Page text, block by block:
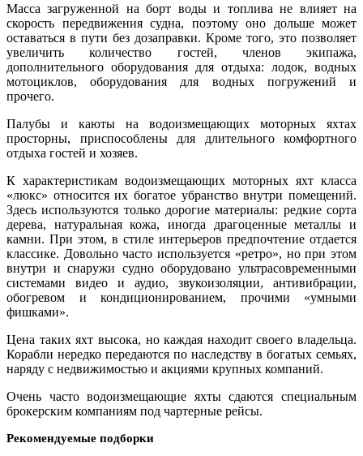
Масса загруженной на борт воды и топлива не влияет на
скорость передвижения судна, поэтому оно дольше может
оставаться в пути без дозаправки. Кроме того, это позволяет
увеличить количество гостей, членов экипажа,
дополнительного оборудования для отдыха: лодок, водных
мотоциклов, оборудования для водных погружений и
прочего.
Палубы и каюты на водоизмещающих моторных яхтах
просторны, приспособлены для длительного комфортного
отдыха гостей и хозяев.
К характеристикам водоизмещающих моторных яхт класса
«люкс» относится их богатое убранство внутри помещений.
Здесь используются только дорогие материалы: редкие сорта
дерева, натуральная кожа, иногда драгоценные металлы и
камни. При этом, в стиле интерьеров предпочтение отдается
классике. Довольно часто используется «ретро», но при этом
внутри и снаружи судно оборудовано ультрасовременными
системами видео и аудио, звукоизоляции, антивибрации,
обогревом и кондиционированием, прочими «умными
фишками».
Цена таких яхт высока, но каждая находит своего владельца.
Корабли нередко передаются по наследству в богатых семьях,
наряду с недвижимостью и акциями крупных компаний.
Очень часто водоизмещающие яхты сдаются специальным
брокерским компаниям под чартерные рейсы.
Рекомендуемые подборки